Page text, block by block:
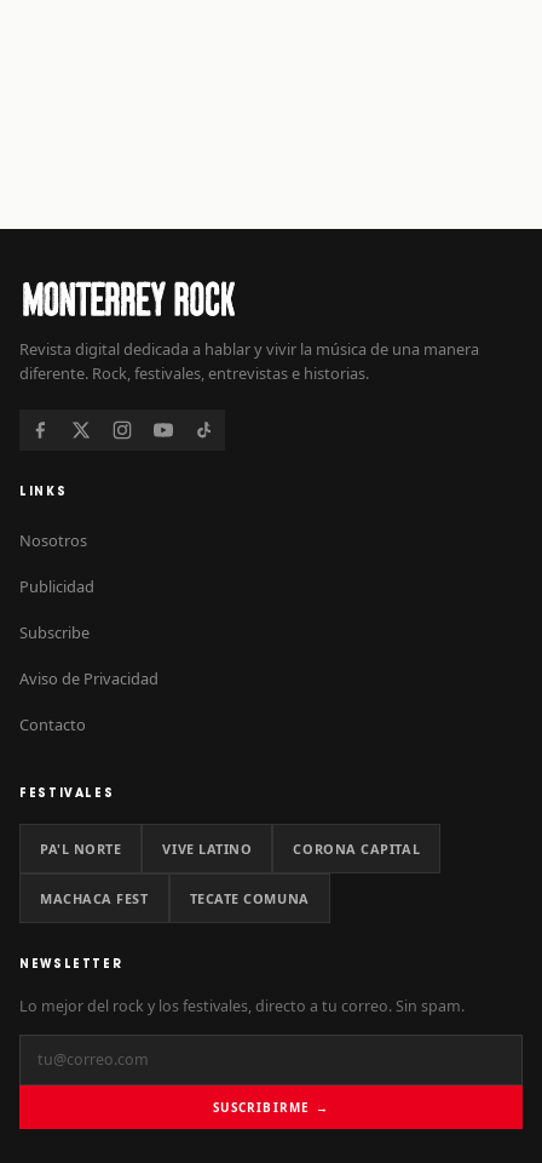
Revista digital dedicada a hablar y vivir la música de una manera
diferente. Rock, festivales, entrevistas e historias.
LINKS
Nosotros
Publicidad
Subscribe
Aviso de Privacidad
Contacto
FESTIVALES
PA'L NORTE VIVE LATINO CORONA CAPITAL
MACHACA FEST TECATE COMUNA
NEWSLETTER
Lo mejor del rock y los festivales, directo a tu correo. Sin spam.
SUSCRIBIRME →